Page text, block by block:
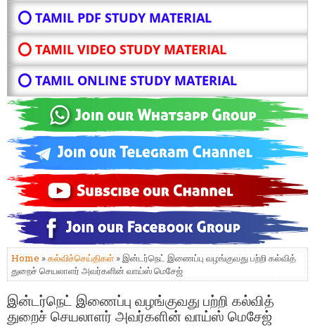
⭕ TAMIL PDF STUDY MATERIAL
⭕ TAMIL VIDEO STUDY MATERIAL
⭕ TAMIL ONLINE STUDY MATERIAL
Home »கல்விச்செய்திகள் » இன்டர்நெட் இணைப்பு வழங்குவது பற்றி கல்வித்
துறைச் செயலாளர் அவர்களின் வாய்ஸ் மெசேஜ்
இன்டர்நெட் இணைப்பு வழங்குவது பற்றி கல்வித்
துறைச் செயலாளர் அவர்களின் வாய்ஸ் மெசேஜ்